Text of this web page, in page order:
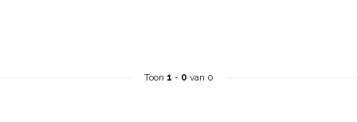
Toon 1 - 0 van 0